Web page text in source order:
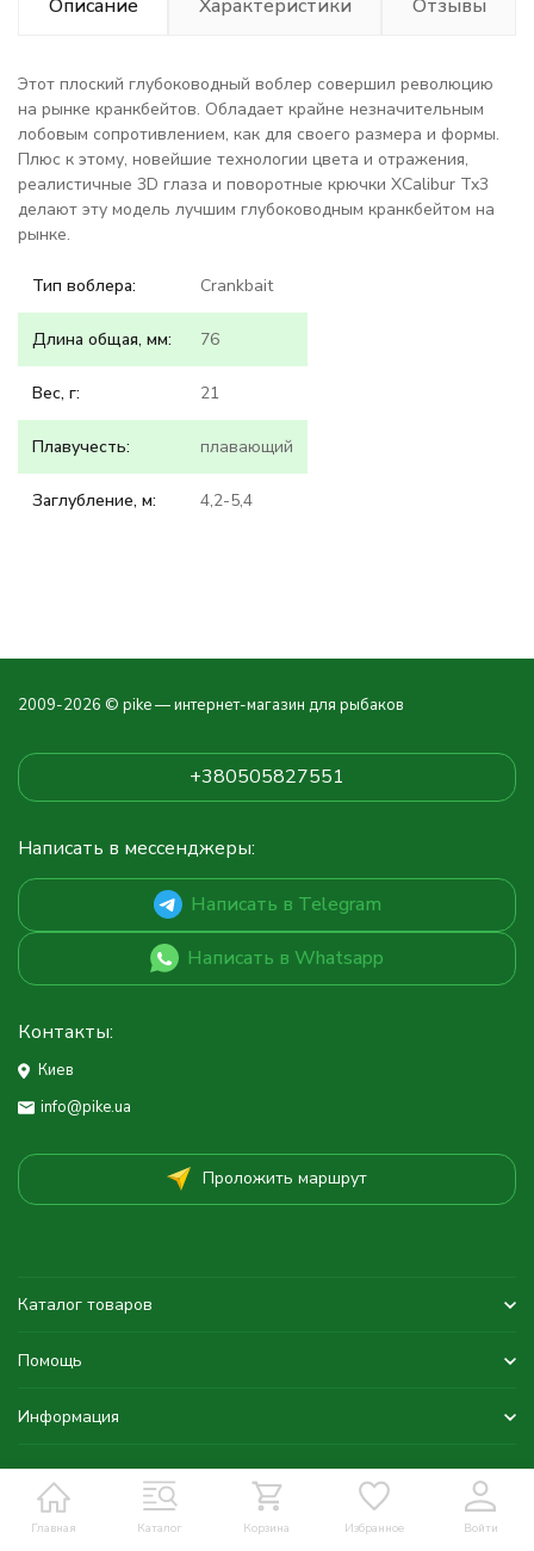
Описание Характеристики Отзывы
Этот плоский глубоководный воблер совершил революцию
на рынке кранкбейтов. Обладает крайне незначительным
лобовым сопротивлением, как для своего размера и формы.
Плюс к этому, новейшие технологии цвета и отражения,
реалистичные 3D глаза и поворотные крючки XCalibur Tx3
делают эту модель лучшим глубоководным кранкбейтом на
рынке.
Тип воблера: Crankbait
Длина общая, мм: 76
Вес, г: 21
Плавучесть: плавающий
Заглубление, м: 4,2-5,4
Главная Каталог Корзина Избранное Войти
2009-2026 © pike — интернет-магазин для рыбаков
+380505827551
Написать в мессенджеры:
Написать в Telegram
Написать в Whatsapp
Контакты:
Киев
info@pike.ua
Проложить маршрут
Каталог товаров
Помощь
Информация